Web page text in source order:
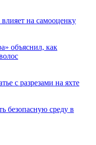
на самооценку
объяснил, как
с разрезами на яхте
безопасную среду в